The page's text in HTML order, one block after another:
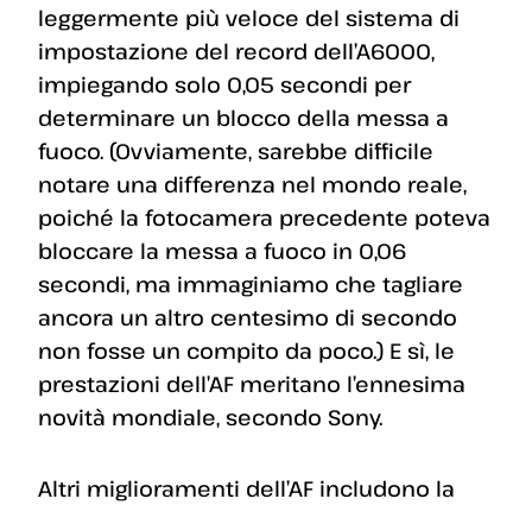
leggermente più veloce del sistema di
impostazione del record dell’A6000,
impiegando solo 0,05 secondi per
determinare un blocco della messa a
fuoco. (Ovviamente, sarebbe difficile
notare una differenza nel mondo reale,
poiché la fotocamera precedente poteva
bloccare la messa a fuoco in 0,06
secondi, ma immaginiamo che tagliare
ancora un altro centesimo di secondo
non fosse un compito da poco.) E sì, le
prestazioni dell’AF meritano l’ennesima
novità mondiale, secondo Sony.
Altri miglioramenti dell’AF includono la